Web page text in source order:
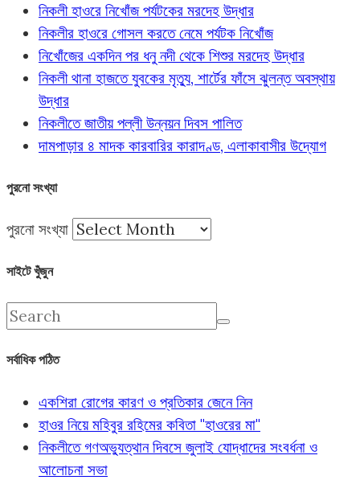
নিকলী হাওরে নিখোঁজ পর্যটকের মরদেহ উদ্ধার
নিকলীর হাওরে গোসল করতে নেমে পর্যটক নিখোঁজ
নিখোঁজের একদিন পর ধনু নদী থেকে শিশুর মরদেহ উদ্ধার
নিকলী থানা হাজতে যুবকের মৃত্যু, শার্টের ফাঁসে ঝুলন্ত অবস্থায়
উদ্ধার
নিকলীতে জাতীয় পল্লী উন্নয়ন দিবস পালিত
দামপাড়ার ৪ মাদক কারবারির কারাদণ্ড, এলাকাবাসীর উদ্যোগ
পুরনো সংখ্যা
পুরনো সংখ্যা
সাইটে খুঁজুন
সর্বাধিক পঠিত
একশিরা রোগের কারণ ও প্রতিকার জেনে নিন
হাওর নিয়ে মহিবুর রহিমের কবিতা "হাওরের মা"
নিকলীতে গণঅভ্যুত্থান দিবসে জুলাই যোদ্ধাদের সংবর্ধনা ও
আলোচনা সভা